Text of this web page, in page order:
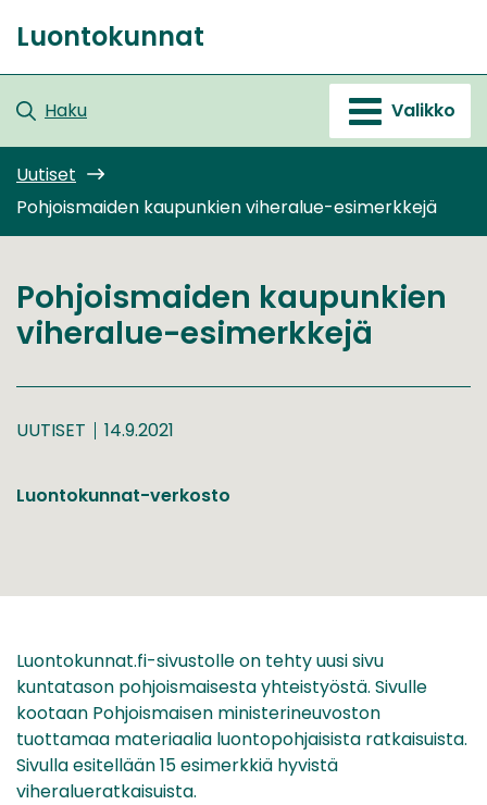
sisältöön
Etusivu
Luontokunnat
Haku Valikko
Uutiset
Pohjoismaiden kaupunkien viheralue-esimerkkejä
Pohjoismaiden kaupunkien
viheralue-esimerkkejä
UUTISET 14.9.2021
Luontokunnat-verkosto
Luontokunnat.fi-sivustolle on tehty uusi sivu
kuntatason pohjoismaisesta yhteistyöstä. Sivulle
kootaan Pohjoismaisen ministerineuvoston
tuottamaa materiaalia luontopohjaisista ratkaisuista.
Sivulla esitellään 15 esimerkkiä hyvistä
viheralueratkaisuista.